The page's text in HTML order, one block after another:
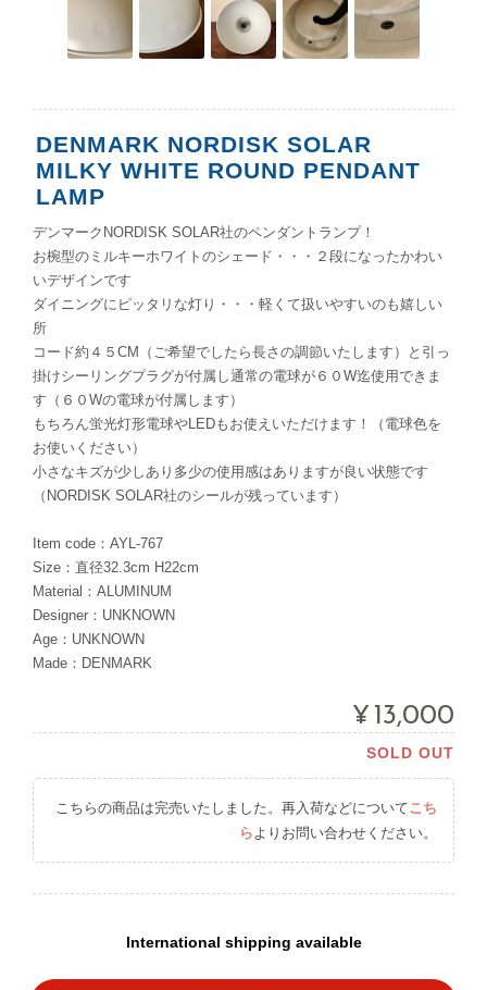
DENMARK NORDISK SOLAR
MILKY WHITE ROUND PENDANT
LAMP
デンマークNORDISK SOLAR社のペンダントランプ！
お椀型のミルキーホワイトのシェード・・・２段になったかわい
いデザインです
ダイニングにピッタリな灯り・・・軽くて扱いやすいのも嬉しい
所
コード約４５CM（ご希望でしたら長さの調節いたします）と引っ
掛けシーリングプラグが付属し通常の電球が６０W迄使用できま
す（６０Wの電球が付属します）
もちろん蛍光灯形電球やLEDもお使えいただけます！（電球色を
お使いください）
小さなキズが少しあり多少の使用感はありますが良い状態です
（NORDISK SOLAR社のシールが残っています）
Item code：AYL-767
Size：直径32.3cm H22cm
Material：ALUMINUM
Designer：UNKNOWN
Age：UNKNOWN
Made：DENMARK
¥13,000
SOLD OUT
こちらの商品は完売いたしました。再入荷などについてこち
ら よりお問い合わせください。
International shipping available